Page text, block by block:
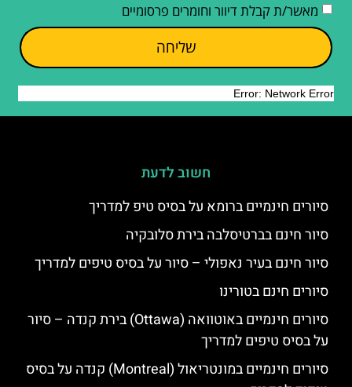
מאשר/ת קבלת דיוור וחומרים פרסומיים
שליחה
חשוב לדעת
סיורים חינמיים ברומא על בסיס טיפ למדריך
סיור חינם בברטיסלבה בירת סלובקיה
סיור חינם בעיר נאפולי – סיור על בסיס טיפים למדריך
סיורים חינם בטורינו
סיורים חינמיים באוטוואה (Ottawa) בירת קנדה – סיור
על בסיס טיפים למדריך
סיורים חינמיים במונטריאול (Montreal) קנדה על בסיס